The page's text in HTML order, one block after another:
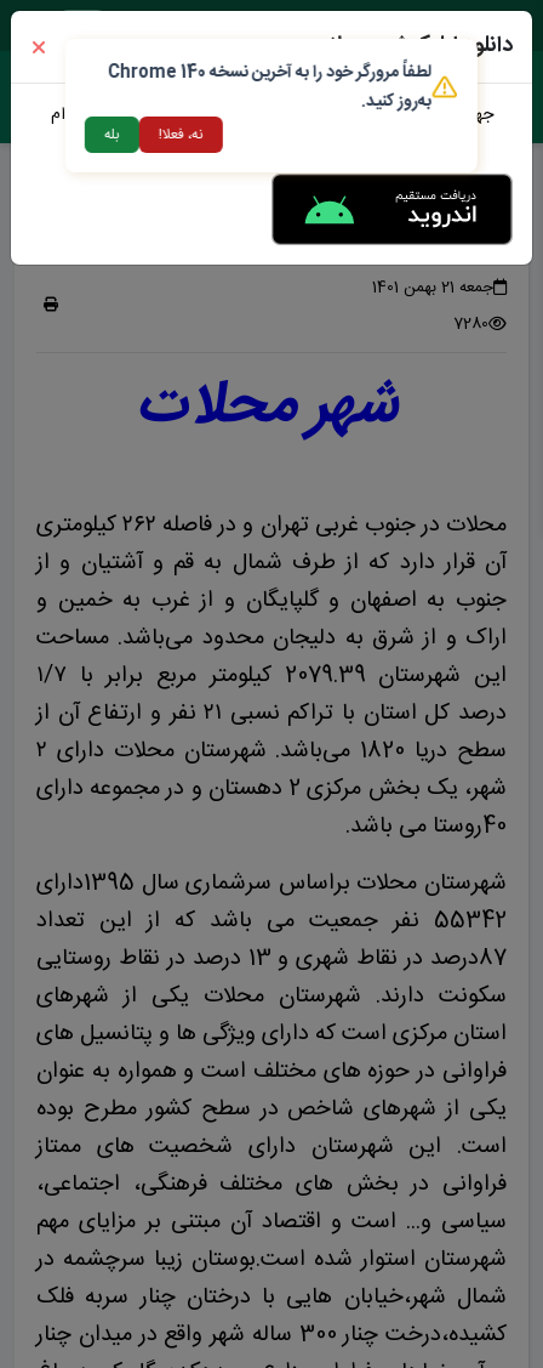
نگاهی مختصر به محلات
محلات در یک نگاه
جمعه 21 بهمن 1401
7280
شهر محلات
محلات در جنوب غربی تهران و در فاصله ۲۶۲ کیلومتری
آن قرار دارد که از طرف شمال به قم و آشتیان و از
جنوب به اصفهان و گلپایگان و از غرب به خمین و
اراک و از شرق به دلیجان محدود می‌‌باشد. مساحت
این شهرستان 2079.39 کیلومتر مربع برابر با ۱/۷
درصد کل استان با تراکم نسبی ۲۱ نفر و ارتفاع آن از
سطح دریا 1820 می‌‌باشد. شهرستان محلات دارای ۲
شهر، یک بخش مرکزی 2 دهستان و در مجموعه دارای
40روستا می باشد.
شهرستان محلات براساس سرشماری سال 1395دارای
55342 نفر جمعیت می باشد که از این تعداد
87درصد در نقاط شهری و 13 درصد در نقاط روستایی
سکونت دارند. شهرستان محلات یکی از شهرهای
استان مرکزی است که دارای ویژگی ها و پتانسیل های
فراوانی در حوزه های مختلف است و همواره به عنوان
یکی از شهرهای شاخص در سطح کشور مطرح بوده
است. این شهرستان دارای شخصیت های ممتاز
فراوانی در بخش های مختلف فرهنگی، اجتماعی،
سیاسی و... است و اقتصاد آن مبتنی بر مزایای مهم
شهرستان استوار شده است.بوستان زیبا سرچشمه در
شمال شهر،خیابان هایی با درختان چنار سربه فلک
کشیده،درخت چنار 300 ساله شهر واقع در میدان چنار
دانلود اپلیکیشن محلات من
جهت دانلود نرم افزار محلات من می توانید از طریق لینک زیر اقدام
لطفاً مرورگر خود را به آخرین نسخه Chrome 140
به‌روز کنید.
نه، فعلا! بله